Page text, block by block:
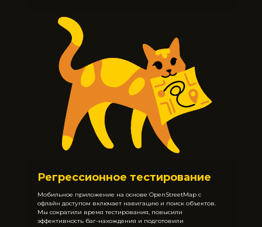
Регрессионное тестирование
Мобильное приложение на основе OpenStreetMap с
офлайн доступом включает навигацию и поиск объектов.
Мы сократили время тестирования, повысили
эффективность баг-нахождения и подготовили